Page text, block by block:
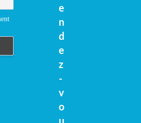
e
n
d
e
z
-
v
o